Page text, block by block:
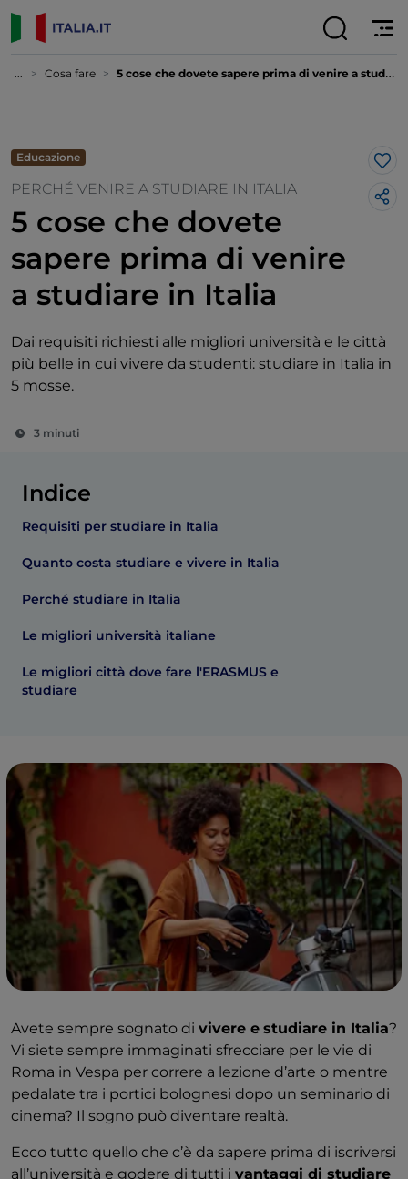
... Cosa fare 5 cose che dovete sapere prima di venire a studiare in Italia
Educazione
PERCHÉ VENIRE A STUDIARE IN ITALIA
5 cose che dovete
sapere prima di venire
a studiare in Italia
Dai requisiti richiesti alle migliori università e le città
più belle in cui vivere da studenti: studiare in Italia in
5 mosse.
3 minuti
Indice
Requisiti per studiare in Italia
Quanto costa studiare e vivere in Italia
Perché studiare in Italia
Le migliori università italiane
Le migliori città dove fare l'ERASMUS e
studiare
Avete sempre sognato di vivere e studiare in Italia?
Vi siete sempre immaginati sfrecciare per le vie di
Roma in Vespa per correre a lezione d’arte o mentre
pedalate tra i portici bolognesi dopo un seminario di
cinema? Il sogno può diventare realtà.
Ecco tutto quello che c’è da sapere prima di iscriversi
all’università e godere di tutti i vantaggi di studiare